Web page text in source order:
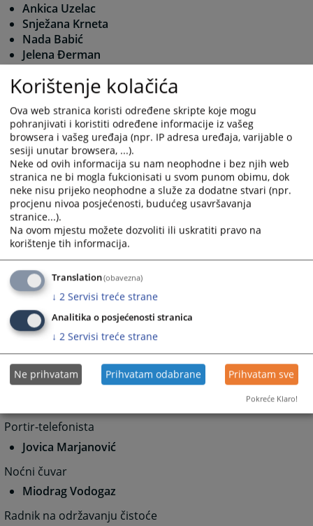
Ankica Uzelac
Snježana Krneta
Nada Babić
Jelena Đerman
Jovana Tanasović
Milica Rosić
Jelena Puzavac
Nikolina Berić
Maja Vujmilović
Snježana Zgonjanin
Nataša Tadić
Nataša Vojinović
Adrijana Rosić
Milica Kovačević
Svetlana Radulović Bucalo
Marija Vranješ
Miroslava Reljić Milinković
Marijana Jokić
Sudijski pripravnici-volonteri
Anđela Balaban
Otprema pošte i arhiv
Predrag Bojanić
Vozač
Portir-telefonista
Jovica Marjanović
Noćni čuvar
Miodrag Vodogaz
Radnik na održavanju čistoće
Korištenje kolačića
Ova web stranica koristi određene skripte koje mogu
pohranjivati i koristiti određene informacije iz vašeg
browsera i vašeg uređaja (npr. IP adresa uređaja, varijable o
sesiji unutar browsera, ...).
Neke od ovih informacija su nam neophodne i bez njih web
stranica ne bi mogla fukcionisati u svom punom obimu, dok
neke nisu prijeko neophodne a služe za dodatne stvari (npr.
procjenu nivoa posjećenosti, budućeg usavršavanja
stranice...).
Na ovom mjestu možete dozvoliti ili uskratiti pravo na
korištenje tih informacija.
Translation(obavezna)
↓ 2 Servisi treće strane
Analitika o posjećenosti stranica
↓ 2 Servisi treće strane
Ne prihvatam Prihvatam odabrane Prihvatam sve
Pokreće Klaro!